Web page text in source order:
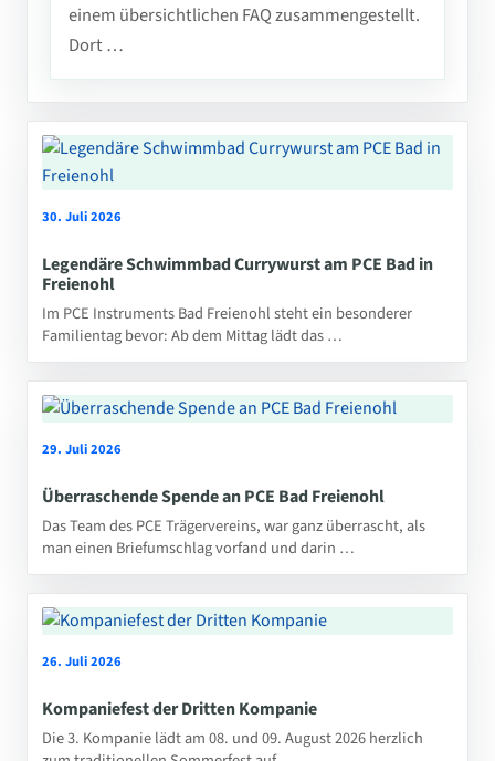
einem übersichtlichen FAQ zusammengestellt.
Dort …
30. Juli 2026
Legendäre Schwimmbad Currywurst am PCE Bad in
Freienohl
Im PCE Instruments Bad Freienohl steht ein besonderer
Familientag bevor: Ab dem Mittag lädt das …
29. Juli 2026
Überraschende Spende an PCE Bad Freienohl
Das Team des PCE Trägervereins, war ganz überrascht, als
man einen Briefumschlag vorfand und darin …
26. Juli 2026
Kompaniefest der Dritten Kompanie
Die 3. Kompanie lädt am 08. und 09. August 2026 herzlich